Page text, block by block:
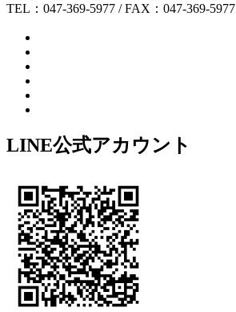
TEL：047-369-5977 / FAX：047-369-5977
LINE公式アカウント